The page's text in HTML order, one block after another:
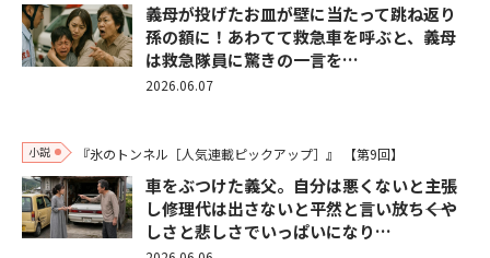
義母が投げたお皿が壁に当たって跳ね返り
孫の額に！あわてて救急車を呼ぶと、義母
は救急隊員に驚きの一言を…
2026.06.07
小説 『氷のトンネル［人気連載ピックアップ］』 【第9回】
車をぶつけた義父。自分は悪くないと主張
し修理代は出さないと平然と言い放ち――くや
しさと悲しさでいっぱいになり…